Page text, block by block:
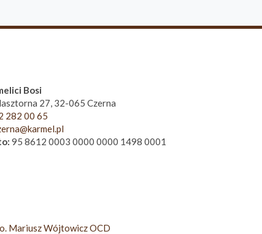
Bosi
27, 32-065 Czerna
282 00 65
95 8612 0003 0000 0000 1498 0001
o. Mariusz Wójtowicz OCD